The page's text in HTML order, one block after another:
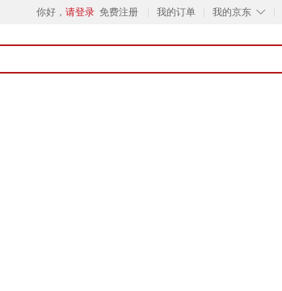
你好， 请登录 免费注册 我的订单 ◇
我的京东